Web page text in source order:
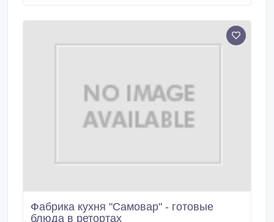
Фабрика кухня "Самовар" - готовые
блюда в ретортах